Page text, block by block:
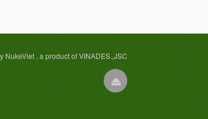
NukeViet , a product of VINADES.,JSC